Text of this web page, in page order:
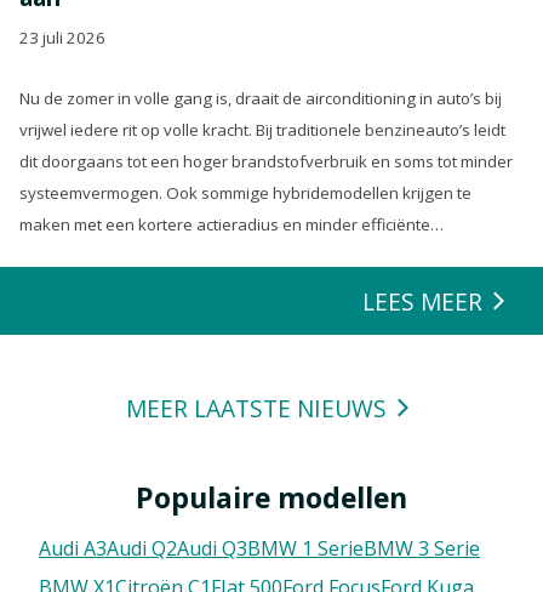
23 juli 2026
Nu de zomer in volle gang is, draait de airconditioning in auto’s bij
vrijwel iedere rit op volle kracht. Bij traditionele benzineauto’s leidt
dit doorgaans tot een hoger brandstofverbruik en soms tot minder
systeemvermogen. Ook sommige hybridemodellen krijgen te
maken met een kortere actieradius en minder efficiënte
LEES MEER
MEER LAATSTE NIEUWS
Populaire modellen
Audi A3Audi Q2Audi Q3BMW 1 SerieBMW 3 Serie